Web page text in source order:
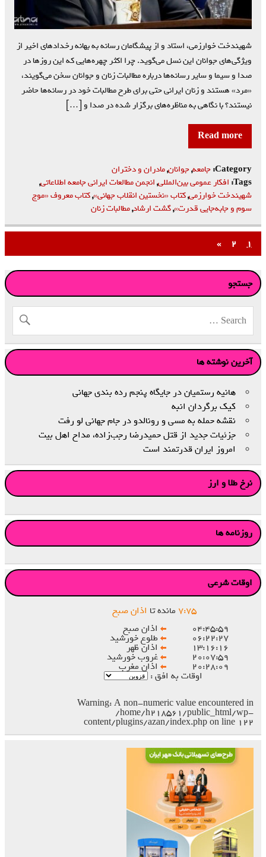
شهيندخت خوارزمي، استاد و از پيشگامان رسانه به بهانه رخدادهاي اخير از
ويژگي‌هاي جوانان اين نسل مي‌گويد. چرا اكثر چهره‌هايي كه اين روزها در
صدا و سيما و ساير رسانه‌ها درباره مطالبات زنان و جوانان سخن مي‌گويند،
«مرد» هستند و زنان ايراني حتي براي طرح مطالبات خود در رسانه‌ها حاضر
نيستند؟ با نگاهي به مناظره‌هاي برگزار شده در صدا و […]
Read more
Category: جامعه,جوانان,مادران و دختران
Tags: افكار عمومي بين‌المللي,انجمن مطالعات ايراني جامعه اطلاعاتي,
شهيندخت خوارزمي,كتاب «نخستين انقلاب جهاني»,كتاب معروف «موج
سوم و جابه‌جايي قدرت»,گشت ارشاد,مطالبات زنان
۱ ۲ »
جستجو
آخرین نوشته ها
هانیه رستمیان در جایگاه پنجم رده‌ بندی جهانی
کیک برگردان انبه
نقشه حمله به مسی و رونالدو در جام جهانی لو رفت
جزئیات جدید از قتل حمیدرضا رجب‌زاده، مداح اهل‌ بیت
امروز ایران قدرتمند است
نرخ طلا و ارز
روزنامه ها
اوقات شرعی
۷:۷۵ مانده تا اذان صبح
۰۴:۴۵:۵۹
اذان صبح
۰۶:۲۲:۲۷ طلوع خورشید
۱۳:۱۶:۱۶ اذان ظهر
۲۰:۰۷:۵۹ غروب خورشید
۲۰:۲۸:۰۹ اذان مغرب
اوقات به افق :
Warning: A non-numeric value encountered in
/home/h218561/public_html/wp-
content/plugins/azan/index.phpon line ۱۲۲